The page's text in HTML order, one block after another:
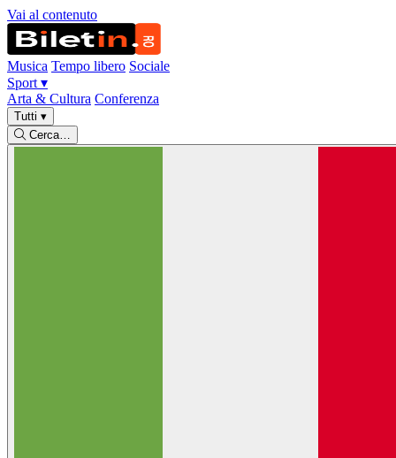
Vai al contenuto
Musica Tempo libero Sociale
Sport ▾
Arta & Cultura Conferenza
Tutti ▾
Cerca…